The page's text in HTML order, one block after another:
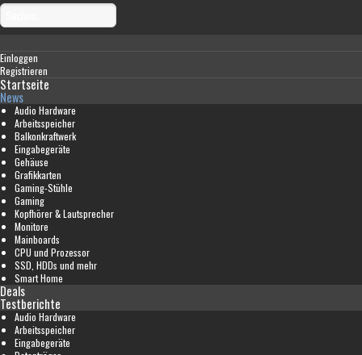
Einloggen
Registrieren
Startseite
News
Audio Hardware
Arbeitsspeicher
Balkonkraftwerk
Eingabegeräte
Gehäuse
Grafikkarten
Gaming-Stühle
Gaming
Kopfhörer & Lautsprecher
Monitore
Mainboards
CPU und Prozessor
SSD, HDDs und mehr
Smart Home
Deals
Testberichte
Audio Hardware
Arbeitsspeicher
Eingabegeräte